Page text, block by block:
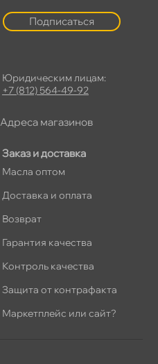
Заказ и доставка
Масла оптом
Доставка и оплата
озврат
Гарантия качества
Контроль качества
Защита от контрафакта
Маркетплейс или сайт?
Подписаться
Юридическим лицам:
+7 (812) 564-49-92
Адреса магазино